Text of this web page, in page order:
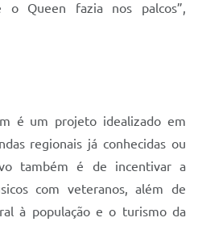
Queen fazia nos palcos”,
é um projeto idealizado em
regionais já conhecidas ou
também é de incentivar a
com veteranos, além de
à população e o turismo da